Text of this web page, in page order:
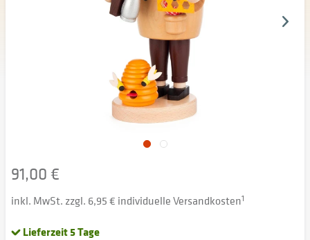
91,00 €
inkl. MwSt. zzgl. 6,95 € individuelle Versandkosten1
Lieferzeit 5 Tage